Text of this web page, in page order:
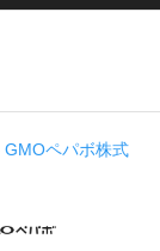
GMOペパボ株式